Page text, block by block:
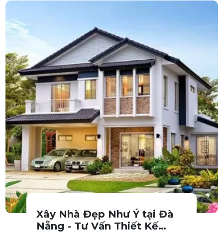
Xây Nhà Đẹp Như Ý tại Đà
Nẵng - Tư Vấn Thiết Kế